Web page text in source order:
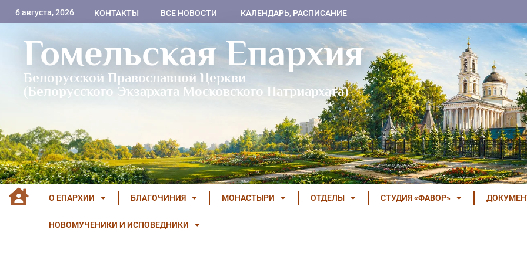
6 августа, 2026 КОНТАКТЫ ВСЕ НОВОСТИ КАЛЕНДАРЬ, РАСПИСАНИЕ
Гомельская Епархия
Белорусской Православной Церкви
(Белорусского Экзархата Московского Патриархата)
О ЕПАРХИИ БЛАГОЧИНИЯ МОНАСТЫРИ ОТДЕЛЫ СТУДИЯ «ФАВОР»
НОВОМУЧЕНИКИ И ИСПОВЕДНИКИ